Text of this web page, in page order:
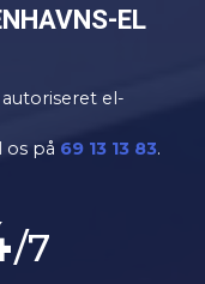
EL
el-
os på 69 13 13 83.
/7